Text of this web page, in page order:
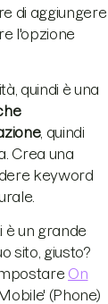
di aggiungere
l'opzione
quindi è una
, quindi
Crea una
keyword
è un grande
sito, giusto?
On
(Phone)